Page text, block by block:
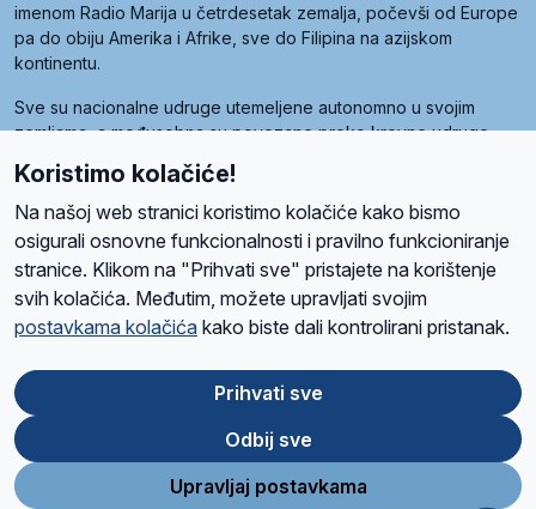
imenom Radio Marija u četrdesetak zemalja, počevši od Europe
pa do obiju Amerika i Afrike, sve do Filipina na azijskom
kontinentu.
Sve su nacionalne udruge utemeljene autonomno u svojim
zemljama, a međusobna su povezane preko krovne udruge
Radio Maria). Svjetsku obitelj utemeljilo je sedam članica, među
kojima je i hrvatska Udruga Radio Marija.
O namaRadio ProgramVolonteriPrijateljiKontaktPravila privatnosti
Ova stranica je zaštićena Google reCAPTCHA sustavom
Store
Google
Play
Koristimo kolačiće!
Na našoj web stranici koristimo kolačiće kako bismo
osigurali osnovne funkcionalnosti i pravilno funkcioniranje
stranice. Klikom na "Prihvati sve" pristajete na korištenje
svih kolačića. Međutim, možete upravljati svojim
postavkama kolačića kako biste dali kontrolirani pristanak.
Prihvati sve
Odbij sve
Upravljaj postavkama